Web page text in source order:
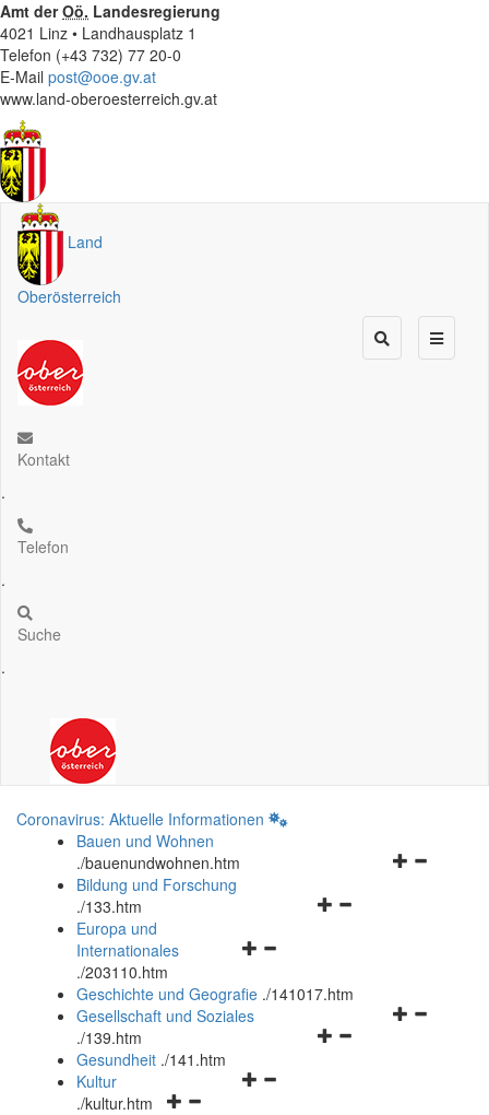
Amt derOö. Landesregierung
4021 Linz • Landhausplatz 1
Telefon (+43 732) 77 20-0
E-Mail post@ooe.gv.at
www.land-oberoesterreich.gv.at
Land
Oberösterreich
Kontakt
.
Telefon
.
Suche
.
Coronavirus: Aktuelle Informationen
Bauen und Wohnen
./bauenundwohnen.htm
Navigationsmenü
Bildung und Forschung
./133.htm
Navigationsmenü
und
schließen
Europa und
Internationales
./203110.htm
Geschichte und Geografie ./141017.htm
Navigationsmenü
Gesellschaft und Soziales
./139.htm
Navigationsmenü
Gesundheit ./141.htm
Navigationsmenü
Kultur
./kultur.htm